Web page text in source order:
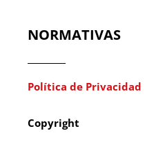
NORMATIVAS
Política de Privacidad
Copyright